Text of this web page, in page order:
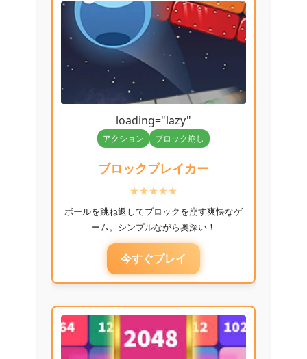
loading="lazy"
アクション ブロック崩し
ブロックブレイカー
★★★★★
ボールを跳ね返してブロックを崩す爽快なゲ
ーム。シンプルながら奥深い！
今すぐプレイ